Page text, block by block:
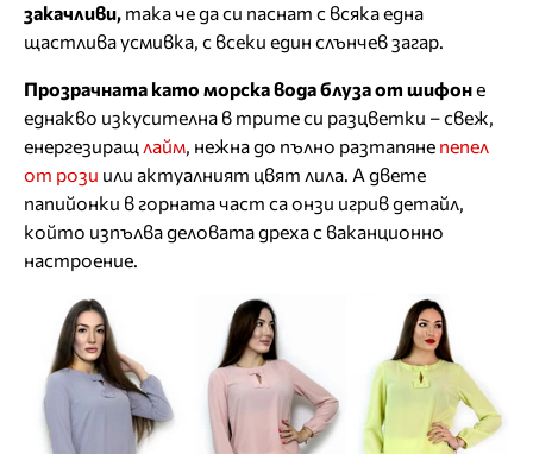
закачливи, така че да си паснат с всяка една
щастлива усмивка, с всеки един слънчев загар.
Прозрачната като морска вода блуза от шифоне
еднакво изкусителна в трите си разцветки – свеж,
енергезиращ лайм, нежна до пълно разтапяне пепел
от рози или актуалният цвят лила. А двете
папийонки в горната част са онзи игрив детайл,
който изпълва деловата дреха с ваканционно
настроение.